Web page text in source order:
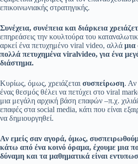
επικοινωνιακής στρατηγικής.
Συνέχεια, συνέπεια και διάρκεια
επηρεάσεις την κουλτούρα του
αρκεί ένα πετυχημένο viral video, αλλά μια
πολλά πετυχημένα viralvideo, για ένα
διάστημα.
Κυρίως, όμως, χρειάζεται συσπείρωση. Αν
ένας θεσμός θέλει να πετύχει στο viral
μια μεγάλη αρχική βάση επαφών –π.χ.
επαφές στα social media, κάτι που είναι
να δημιουργηθεί.
Αν εμείς σαν αγορά, όμως,
κάτω από ένα κοινό όραμα, έχουμε μια
δύναμη και τα μαθηματικά είναι